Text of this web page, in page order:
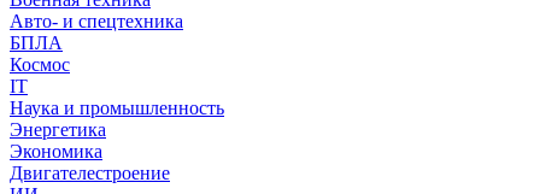
Авто- и спецтехника
БПЛА
Космос
IT
Наука и промышленность
Энергетика
Экономика
Двигателестроение